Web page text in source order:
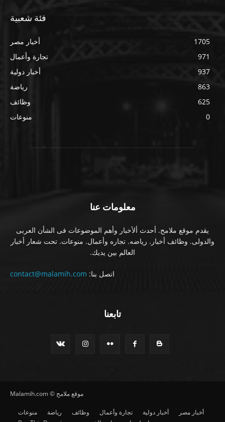
فئة شعبية
أخبار مصر
1705
تجارة وأعمال
971
أخبار دولية
937
رياضة
863
وظائف
625
منوعات
0
معلومات عنا
يقدم موقع ملامح. أحدث ألأخبار وأهم الموضوعات فى الشأن العربى
والدولى. وظائف أخبار. رياضه. تجاره وأعمال. منوعات. تحت شعار أخبار
العالم بين يديك.
اتصل بنا: contact@malamih.com
تابعنا
موقع ملامح © Malamih.com
أخبار مصر أخبار دولية تجارة وأعمال وظائف رياضة
منوعات